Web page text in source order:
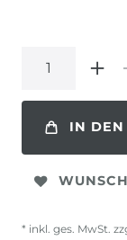
IN
* inkl. ges. MwSt.